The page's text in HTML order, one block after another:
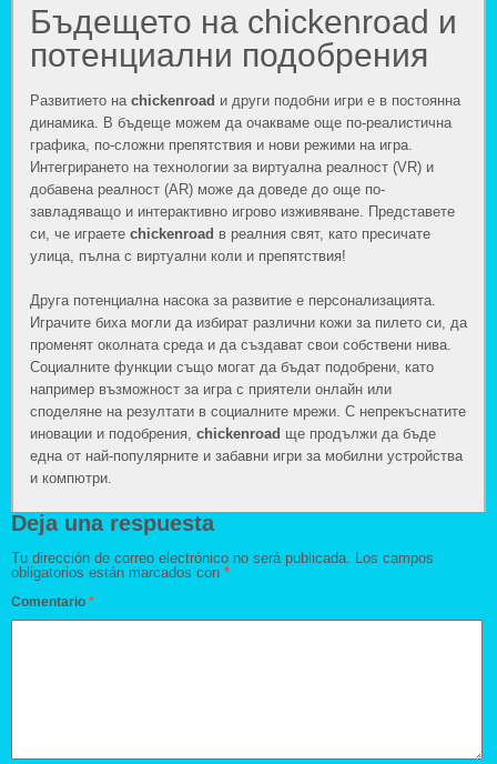
Бъдещето на chickenroad и
потенциални подобрения
Развитието на chickenroad и други подобни игри е в постоянна
динамика. В бъдеще можем да очакваме още по-реалистична
графика, по-сложни препятствия и нови режими на игра.
Интегрирането на технологии за виртуална реалност (VR) и
добавена реалност (AR) може да доведе до още по-
завладяващо и интерактивно игрово изживяване. Представете
си, че играете chickenroad в реалния свят, като пресичате
улица, пълна с виртуални коли и препятствия!
Друга потенциална насока за развитие е персонализацията.
Играчите биха могли да избират различни кожи за пилето си, да
променят околната среда и да създават свои собствени нива.
Социалните функции също могат да бъдат подобрени, като
например възможност за игра с приятели онлайн или
споделяне на резултати в социалните мрежи. С непрекъснатите
иновации и подобрения, chickenroad ще продължи да бъде
една от най-популярните и забавни игри за мобилни устройства
и компютри.
Deja una respuesta
Tu dirección de correo electrónico no será publicada. Los campos
obligatorios están marcados con *
Comentario *